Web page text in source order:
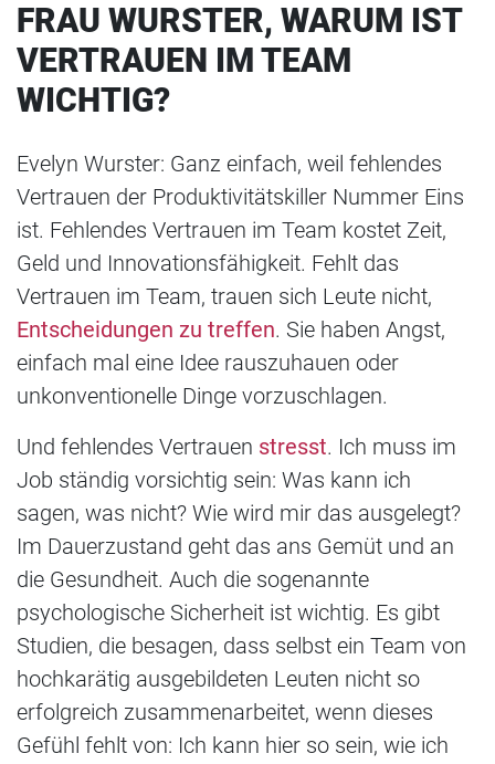
FRAU WURSTER, WARUM IST
VERTRAUEN IM TEAM
WICHTIG?
Evelyn Wurster: Ganz einfach, weil fehlendes
Vertrauen der Produktivitätskiller Nummer Eins
ist. Fehlendes Vertrauen im Team kostet Zeit,
Geld und Innovationsfähigkeit. Fehlt das
Vertrauen im Team, trauen sich Leute nicht,
Entscheidungen zu treffen. Sie haben Angst,
einfach mal eine Idee rauszuhauen oder
unkonventionelle Dinge vorzuschlagen.
Und fehlendes Vertrauen stresst. Ich muss im
Job ständig vorsichtig sein: Was kann ich
sagen, was nicht? Wie wird mir das ausgelegt?
Im Dauerzustand geht das ans Gemüt und an
die Gesundheit. Auch die sogenannte
psychologische Sicherheit ist wichtig. Es gibt
Studien, die besagen, dass selbst ein Team von
hochkarätig ausgebildeten Leuten nicht so
erfolgreich zusammenarbeitet, wenn dieses
Gefühl fehlt von: Ich kann hier so sein, wie ich